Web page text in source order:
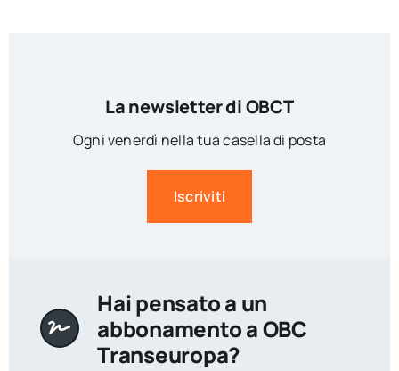
La newsletter di OBCT
Ogni venerdì nella tua casella di posta
Iscriviti
Hai pensato a un
abbonamento a OBC
Transeuropa?